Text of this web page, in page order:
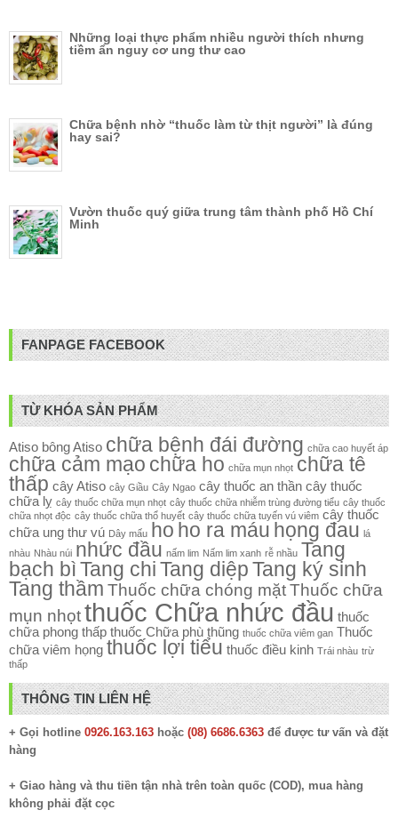
Những loại thực phẩm nhiều người thích nhưng
tiềm ẩn nguy cơ ung thư cao
Chữa bệnh nhờ “thuốc làm từ thịt người” là đúng
hay sai?
Vườn thuốc quý giữa trung tâm thành phố Hồ Chí
Minh
FANPAGE FACEBOOK
TỪ KHÓA SẢN PHẨM
Atiso bông Atiso chữa bệnh đái đường chữa cao huyết áp
chữa cảm mạo chữa ho chữa mụn nhọt chữa tê
thấp cây Atiso cây Giầu Cây Ngao cây thuốc an thần cây thuốc
chữa lỵ cây thuốc chữa mụn nhọt cây thuốc chữa nhiễm trùng đường tiểu cây thuốc
chữa nhọt độc cây thuốc chữa thổ huyết cây thuốc chữa tuyến vú viêm cây thuốc
chữa ung thư vú Dây mấu ho ho ra máu họng đau lá
nhàu Nhàu núi nhức đầu nấm lim Nấm lim xanh rễ nhầu Tang
bạch bì Tang chi Tang diệp Tang ký sinh
Tang thầm Thuốc chữa chóng mặtThuốc chữa
mụn nhọtthuốc Chữa nhức đầu thuốc
chữa phong thấp thuốc Chữa phù thũng thuốc chữa viêm gan Thuốc
chữa viêm họng thuốc lợi tiểu thuốc điều kinh Trái nhàu trừ
thấp
THÔNG TIN LIÊN HỆ
+ Gọi hotline 0926.163.163 hoặc (08) 6686.6363 để được tư vấn và đặt
hàng
+ Giao hàng và thu tiền tận nhà trên toàn quốc (COD), mua hàng
không phải đặt cọc